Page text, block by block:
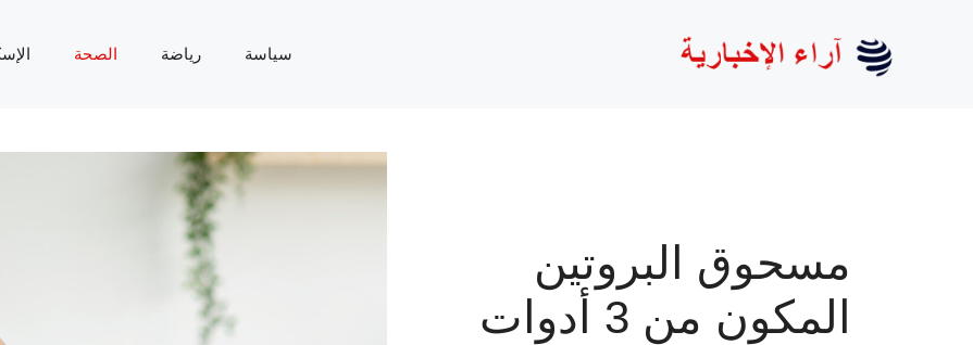
سياسة رياضة الصحة
مسحوق البروتين
المكون من 3 أدوات